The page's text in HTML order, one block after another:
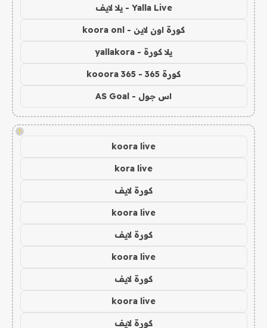
Yalla Live - يلا لايف
كورة اون لاين - koora onl
يلا كورة - yallakora
كورة 365 - kooora 365
اس جول - AS Goal
!
koora live
kora live
كورة لايف
koora live
كورة لايف
koora live
كورة لايف
koora live
كورة لايف